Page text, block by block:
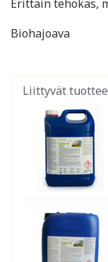
Erittäin tehokas,
Biohajoava
Liittyvät